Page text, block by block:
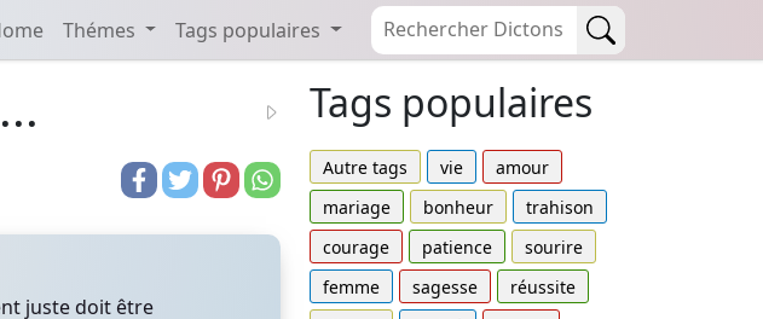
Thémes Tags populaires
juste doit être
Tags populaires
Autre tags vie
amour
mariage
bonheur
trahison
courage
patience
sourire
femme
sagesse
réussite